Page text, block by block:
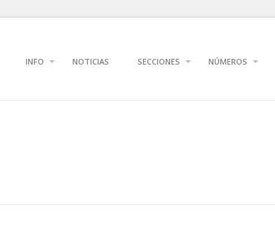
INFO NOTICIAS SECCIONES NÚMEROS